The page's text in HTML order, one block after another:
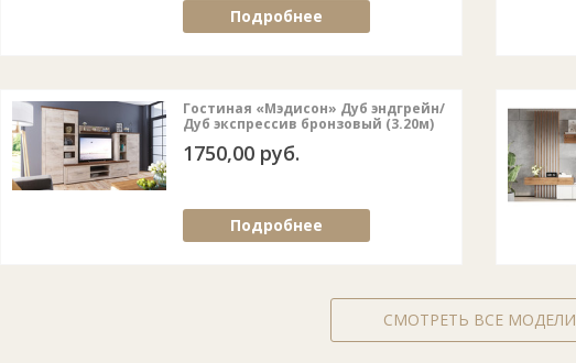
Подробнее
Гостиная «Мэдисон» Дуб эндгрейн/
Дуб экспрессив бронзовый (3.20м)
1750,00 руб.
Подробнее
СМОТРЕТЬ ВСЕ МОДЕЛИ